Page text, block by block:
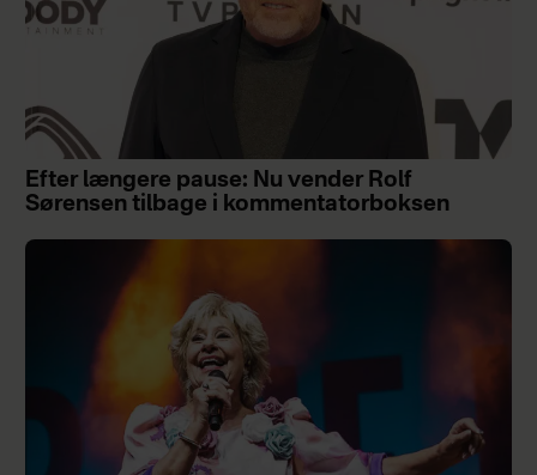
Efter længere pause: Nu vender Rolf
Sørensen tilbage i kommentatorboksen